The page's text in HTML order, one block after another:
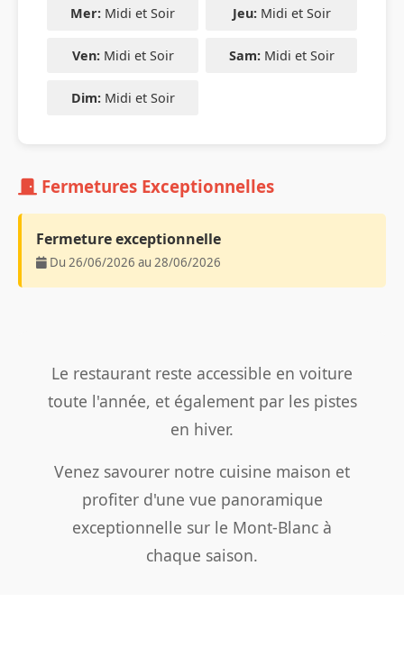
Mer: Midi et Soir Jeu:Midi et Soir
Ven:Midi et Soir Sam:Midi et Soir
Dim:Midi et Soir
Fermetures Exceptionnelles
Fermeture exceptionnelle
Du 26/06/2026 au 28/06/2026
Le restaurant reste accessible en voiture
toute l'année, et également par les pistes
en hiver.
Venez savourer notre cuisine maison et
profiter d'une vue panoramique
exceptionnelle sur le Mont-Blanc à
chaque saison.